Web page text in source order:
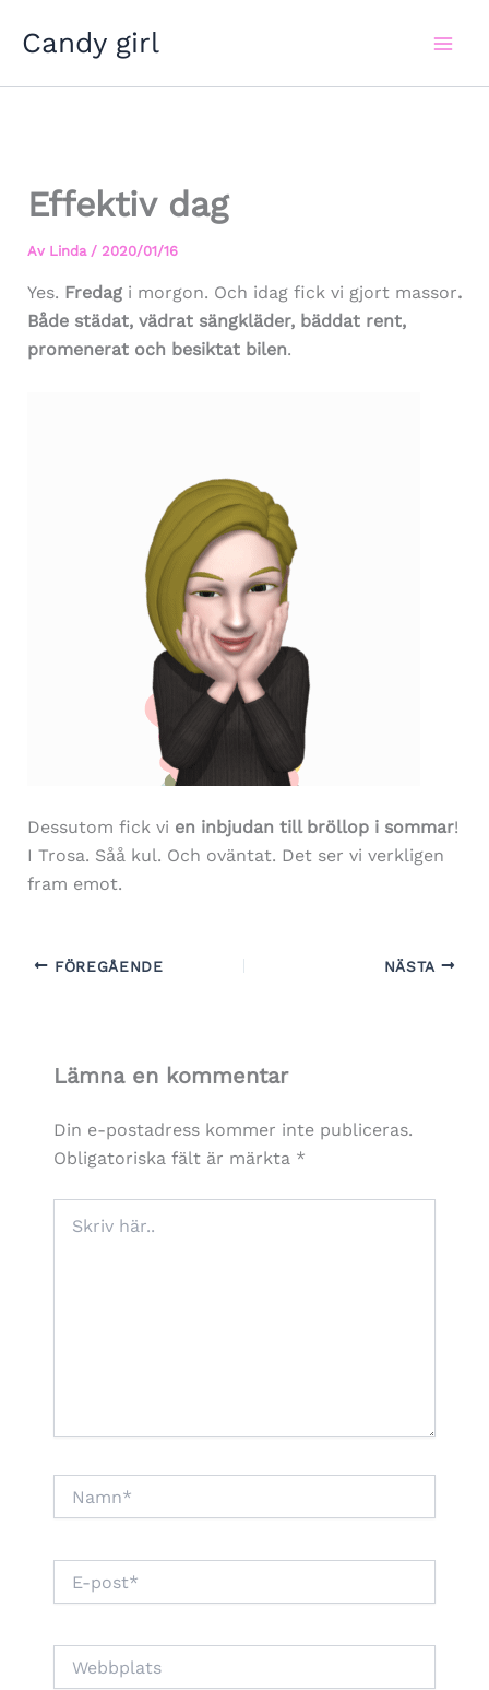
Candy girl
Effektiv dag
Av Linda / 2020/01/16
Yes. Fredagi morgon. Och idag fick vi gjort massor.
Både städat, vädrat sängkläder, bäddat rent,
promenerat och besiktat bilen.
Dessutom fick vi en inbjudan till bröllop i sommar!
I Trosa. Såå kul. Och oväntat. Det ser vi verkligen
fram emot.
FÖREGÅENDE NÄSTA
Lämna en kommentar
Din e-postadress kommer inte publiceras.
Obligatoriska fält är märkta *
här..
post*